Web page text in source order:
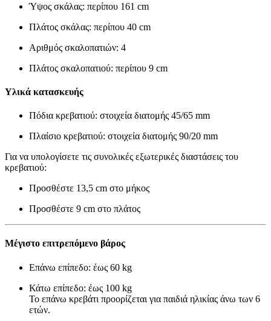
Ύψος σκάλας: περίπου 161 cm
Πλάτος σκάλας: περίπου 40 cm
Αριθμός σκαλοπατιών: 4
Πλάτος σκαλοπατιού: περίπου 9 cm
Υλικά κατασκευής
Πόδια κρεβατιού: στοιχεία διατομής 45/65 mm
Πλαίσιο κρεβατιού: στοιχεία διατομής 90/20 mm
Για να υπολογίσετε τις συνολικές εξωτερικές διαστάσεις του
κρεβατιού:
Προσθέστε 13,5 cm στο μήκος
Προσθέστε 9 cm στο πλάτος
Μέγιστο επιτρεπόμενο βάρος
Επάνω επίπεδο: έως 60 kg
Κάτω επίπεδο: έως 100 kg
Το επάνω κρεβάτι προορίζεται για παιδιά ηλικίας άνω των 6
ετών.